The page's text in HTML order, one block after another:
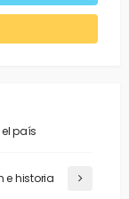
país
e historia